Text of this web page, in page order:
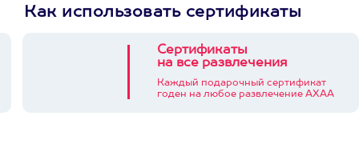
Как использовать сертификаты
Сертификаты
на все развлечения
Каждый подарочный сертификат
годен на любое развлечение АХАА